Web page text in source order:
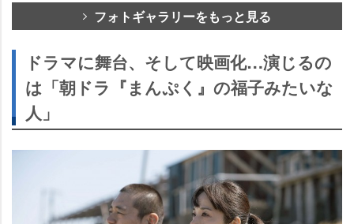
フォトギャラリーをもっと見る
ドラマに舞台、そして映画化…演じるの
は「朝ドラ『まんぷく』の福子みたいな
人」